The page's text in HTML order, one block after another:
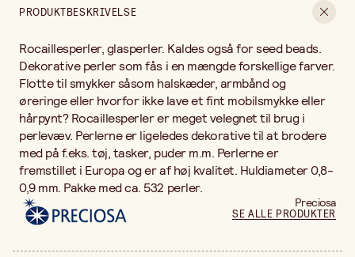
PRODUKTBESKRIVELSE
Rocaillesperler, glasperler. Kaldes også for seed beads.
Dekorative perler som fås i en mængde forskellige farver.
Flotte til smykker såsom halskæder, armbånd og
øreringe eller hvorfor ikke lave et fint mobilsmykke eller
hårpynt? Rocaillesperler er meget velegnet til brug i
perlevæv. Perlerne er ligeledes dekorative til at brodere
med på f.eks. tøj, tasker, puder m.m. Perlerne er
fremstillet i Europa og er af høj kvalitet. Huldiameter 0,8-
0,9 mm. Pakke med ca. 532 perler.
Preciosa
SE ALLE PRODUKTER